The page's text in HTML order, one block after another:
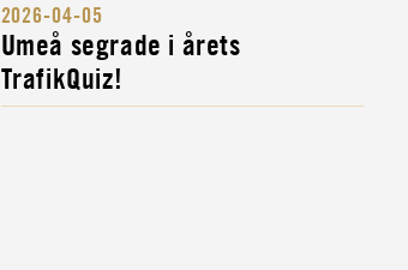
2026-04-05
Umeå segrade i årets
TrafikQuiz!